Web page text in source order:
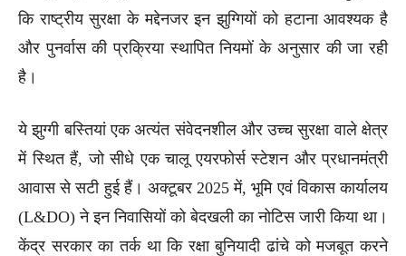
कि राष्ट्रीय सुरक्षा के मद्देनजर इन झुग्गियों को हटाना आवश्यक है
और पुनर्वास की प्रक्रिया स्थापित नियमों के अनुसार की जा रही
है।
ये झुग्गी बस्तियां एक अत्यंत संवेदनशील और उच्च सुरक्षा वाले क्षेत्र
में स्थित हैं, जो सीधे एक चालू एयरफोर्स स्टेशन और प्रधानमंत्री
आवास से सटी हुई हैं। अक्टूबर 2025 में, भूमि एवं विकास कार्यालय
(L&DO) ने इन निवासियों को बेदखली का नोटिस जारी किया था।
केंद्र सरकार का तर्क था कि रक्षा बुनियादी ढांचे को मजबूत करने